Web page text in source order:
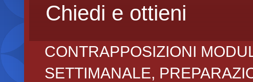
Chiedi e ottieni
CONTRAPPOSIZIONI
SETTIMANALE,